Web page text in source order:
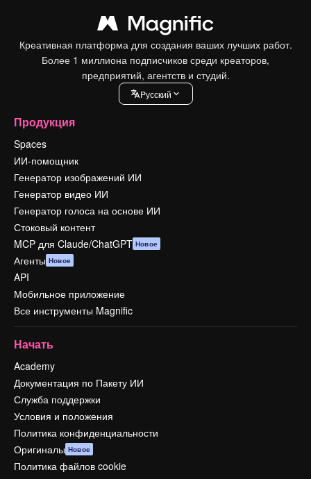
Креативная платформа для создания ваших лучших работ.
Более 1 миллиона подписчиков среди креаторов,
предприятий, агентств и студий.
Pусский
Продукция
Spaces
ИИ-помощник
Генератор изображений ИИ
Генератор видео ИИ
Генератор голоса на основе ИИ
Стоковый контент
MCP для Claude/ChatGPT Новое
Агенты Новое
API
Мобильное приложение
Все инструменты Magnific
Начать
Academy
Документация по Пакету ИИ
Служба поддержки
Условия и положения
Политика конфиденциальности
Оригиналы Новое
Политика файлов cookie